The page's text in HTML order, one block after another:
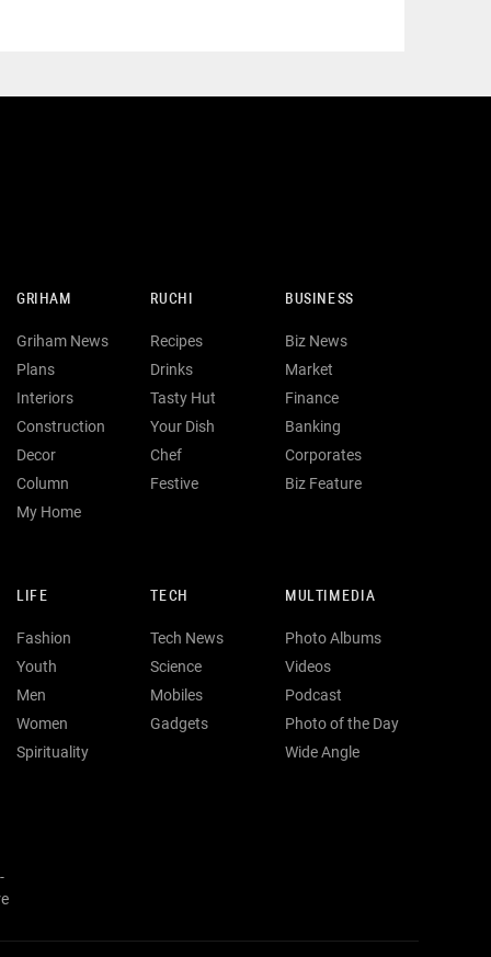
GRIHAM
Griham News
Plans
Interiors
Construction
Decor
Column
My Home
RUCHI
Recipes
Drinks
Tasty Hut
Your Dish
Chef
Festive
BUSINESS
Biz News
Market
Finance
Banking
Corporates
Biz Feature
LIFE
Fashion
Youth
Men
Women
Spirituality
TECH
Tech News
Science
Mobiles
Gadgets
MULTIMEDIA
Photo Albums
Videos
Podcast
Photo of the Day
Wide Angle